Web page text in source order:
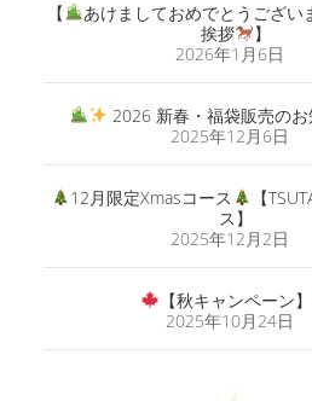
【 あけましておめでとうござい
挨拶
】
2026年1月6日
2026 新春・福袋販売の
2025年12月6日
12月限定Xmasコース
【
ス】
2025年12月2日
【秋キャンペーン】
2025年10月24日